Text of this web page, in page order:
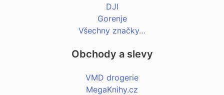
DJI
Gorenje
Všechny značky…
Obchody a slevy
VMD drogerie
MegaKnihy.cz